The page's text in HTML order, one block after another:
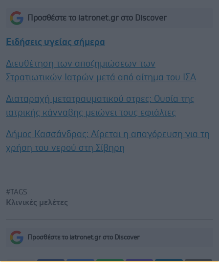
Προσθέστε το iatronet.gr στο Discover
Ειδήσεις υγείας σήμερα
Διευθέτηση των αποζημιώσεων των
Στρατιωτικών Ιατρών μετά από αίτημα του ΙΣΑ
Διαταραχή μετατραυματικού στρες: Ουσία της
ιατρικής κάνναβης μειώνει τους εφιάλτες
Δήμος Κασσάνδρας: Αίρεται η απαγόρευση για τη
χρήση του νερού στη Σίβηρη
#TAGS
Κλινικές μελέτες
Προσθέστε το iatronet.gr στο Discover